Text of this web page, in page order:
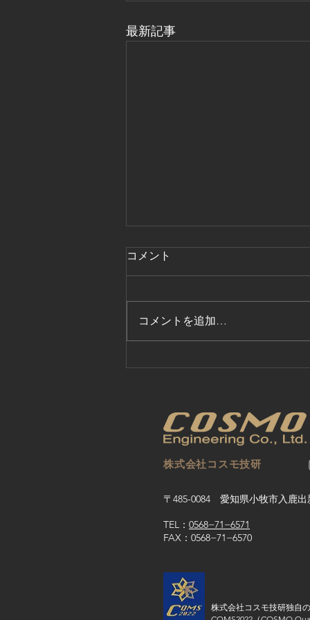
最新記事
コメント
コメントを追加…
株式会社コスモ技研
〒485-0084 愛知県小牧市入鹿
TEL： 0568−71−6571
FAX：0568−71−6570
株式会社コスモ技研独自